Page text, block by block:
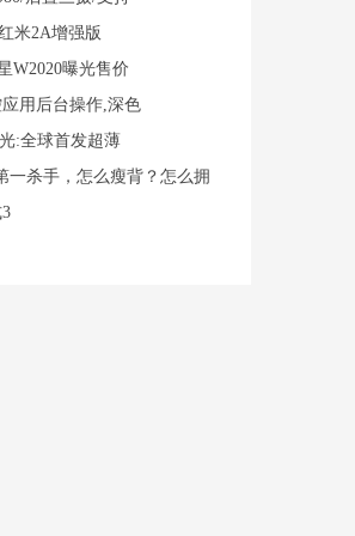
米2A增强版
W2020曝光售价
用后台操作,深色
:全球首发超薄
一杀手，怎么瘦背？怎么拥